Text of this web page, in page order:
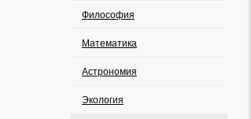
Философия
Математика
Астрономия
Экология